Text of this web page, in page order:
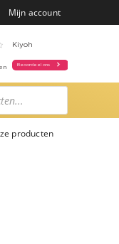
Mijn account
producten